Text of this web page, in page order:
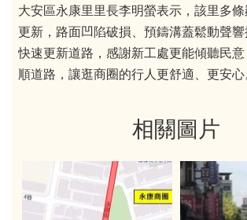
大安區永康里里長李明螢表示，該里多
更新，路面凹陷破損、預鑄溝蓋鬆動聲
快速更新道路，感謝新工處更能傾聽民
順道路，讓逛商圈的行人更舒適、更安心
相關圖片